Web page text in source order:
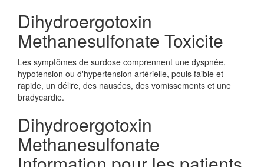
Dihydroergotoxin
Methanesulfonate Toxicite
Les symptômes de surdose comprennent une dyspnée,
hypotension ou d'hypertension artérielle, pouls faible et
rapide, un délire, des nausées, des vomissements et une
bradycardie.
Dihydroergotoxin
Methanesulfonate